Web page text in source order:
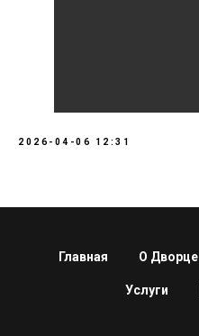
2026-04-06 12:31
Главная О Дворце
Услуги